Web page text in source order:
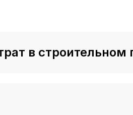
в строительном